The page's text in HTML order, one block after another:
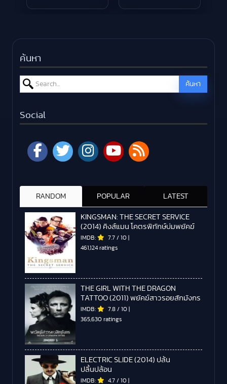
ค้นหา
Search for: ค้นหา
Social
RANDOM POPULAR LATEST
KINGSMAN: THE SECRET SERVICE
(2014) คิงส์แมน โคตรพิทักษ์บ่มพยัคฆ์
IMDB: 7.7 / 10 |
461,124 ratings
THE GIRL WITH THE DRAGON
TATTOO (2011) พยัคฆ์สาวรอยสักมังกร
IMDB: 7.8 / 10 |
365,630 ratings
ELECTRIC SLIDE (2014) ปล้น
ปลิ้นปล้อน
IMDB: 4.7 / 10 |